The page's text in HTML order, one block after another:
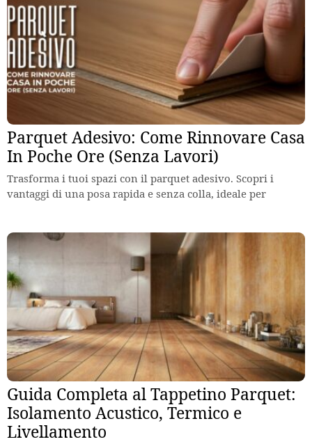
Parquet Adesivo: Come Rinnovare Casa
In Poche Ore (Senza Lavori)
Trasforma i tuoi spazi con il parquet adesivo. Scopri i
vantaggi di una posa rapida e senza colla, ideale per
Guida Completa al Tappetino Parquet:
Isolamento Acustico, Termico e
Livellamento